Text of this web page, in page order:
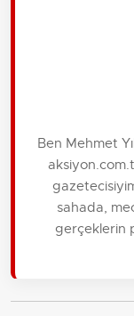
Ben Mehmet
sahada,
gerçeklerin